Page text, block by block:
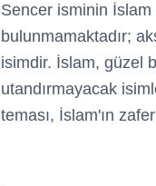
Sencer isminin
bulunmamaktadır;
isimdir. İslam, güzel
utandırmayacak
teması, İslam'ın